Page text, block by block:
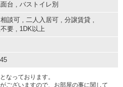
台 , バストイレ別
談可 , 二人入居可 , 分譲賃貸 ,
要 , 1DK以上
なっております。
ございますので、お部屋の事に関して